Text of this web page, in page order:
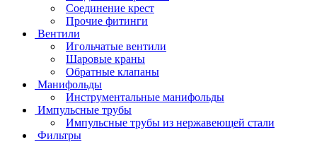
Соединение крест
Прочие фитинги
Вентили
Игольчатые вентили
Шаровые краны
Обратные клапаны
Манифольды
Инструментальные манифольды
Импульсные трубы
Импульсные трубы из нержавеющей стали
Фильтры